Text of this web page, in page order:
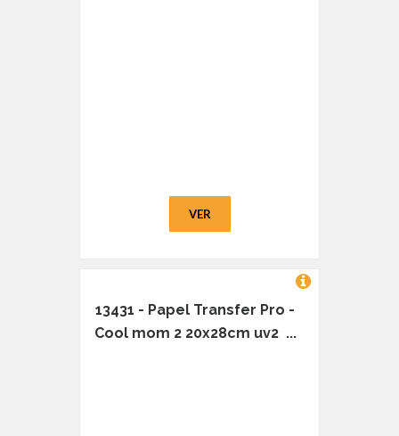
VER
13431 - Papel Transfer Pro -
Cool mom 2 20x28cm uv2 ...